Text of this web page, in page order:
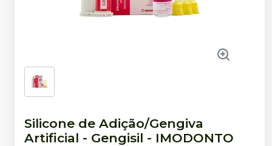
Silicone de Adição/Gengiva
Artificial - Gengisil - IMODONTO